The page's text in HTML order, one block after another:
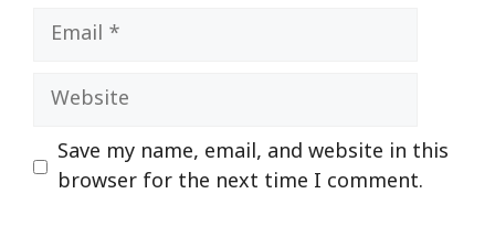
Email
Website
Save my name, email, and website in this
browser for the next time I comment.